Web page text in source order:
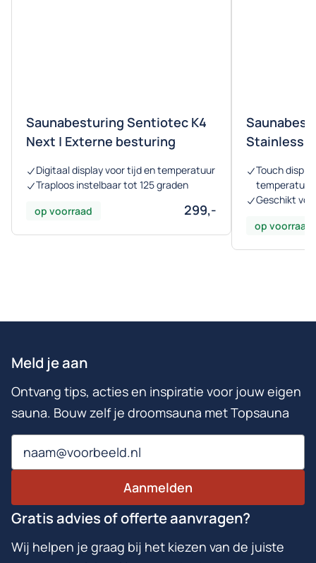
Saunabesturing Sentiotec K4
Next | Externe besturing
Digitaal display voor tijd en temperatuur
Traploos instelbaar tot 125 graden
op voorraad
299,-
Stainless
Touch
Geschikt
op voorraad
Meld je aan
Ontvang tips, acties en inspiratie voor jouw eigen
sauna. Bouw zelf je droomsauna met Topsauna
Email
Aanmelden
Gratis advies of offerte aanvragen?
Wij helpen je graag bij het kiezen van de juiste